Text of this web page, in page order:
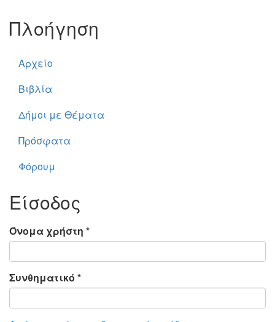
Πλοήγηση
Αρχείο
Βιβλία
Δήμοι με Θέματα
Πρόσφατα
Φόρουμ
Είσοδος
Όνομα χρήστη *
Συνθηματικό *